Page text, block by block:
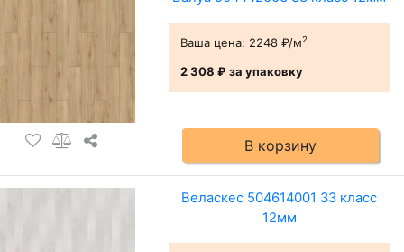
Ваша цена: 2248 ₽/м2
2 308 ₽за упаковку
В корзину
Веласкес 504614001 33 класс
12мм